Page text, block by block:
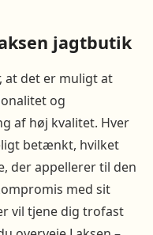
jagtbutik
at det er muligt at
og
af høj kvalitet. Hver
betænkt, hvilket
der appellerer til den
med sit
vil tjene dig trofast